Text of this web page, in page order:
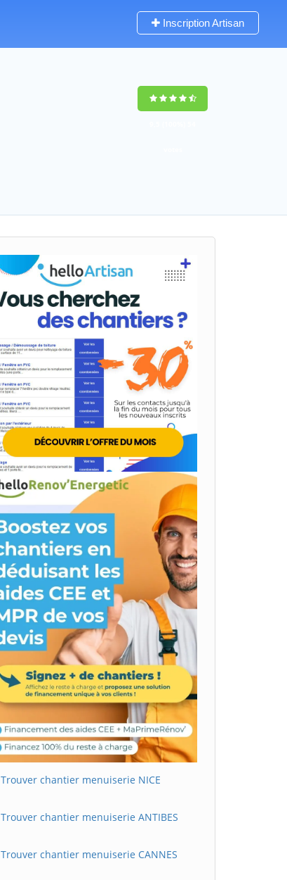
Inscription Artisan
Trouver chantier menuiserie NICE
Trouver chantier menuiserie ANTIBES
Trouver chantier menuiserie CANNES